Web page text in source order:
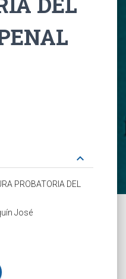
keyboard_arrow_down
PROBATORIA DEL
José